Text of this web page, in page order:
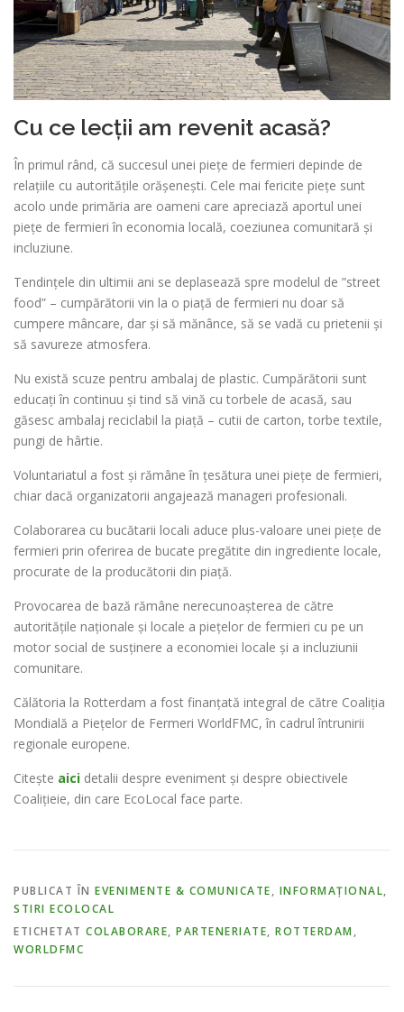
Cu ce lecții am revenit acasă?
În primul rând, că succesul unei piețe de fermieri depinde de
relațiile cu autoritățile orășenești. Cele mai fericite piețe sunt
acolo unde primăria are oameni care apreciază aportul unei
piețe de fermieri în economia locală, coeziunea comunitară și
incluziune.
Tendințele din ultimii ani se deplasează spre modelul de ”street
food” – cumpărătorii vin la o piață de fermieri nu doar să
cumpere mâncare, dar și să mănânce, să se vadă cu prietenii și
să savureze atmosfera.
Nu există scuze pentru ambalaj de plastic. Cumpărătorii sunt
educați în continuu și tind să vină cu torbele de acasă, sau
găsesc ambalaj reciclabil la piață – cutii de carton, torbe textile,
pungi de hârtie.
Voluntariatul a fost și rămâne în țesătura unei piețe de fermieri,
chiar dacă organizatorii angajează manageri profesionali.
Colaborarea cu bucătarii locali aduce plus-valoare unei piețe de
fermieri prin oferirea de bucate pregătite din ingrediente locale,
procurate de la producătorii din piață.
Provocarea de bază rămâne nerecunoașterea de către
autoritățile naționale și locale a piețelor de fermieri cu pe un
motor social de susținere a economiei locale și a incluziunii
comunitare.
Călătoria la Rotterdam a fost finanțată integral de către Coaliția
Mondială a Piețelor de Fermeri WorldFMC, în cadrul întrunirii
regionale europene.
Citește aici detalii despre eveniment și despre obiectivele
Coalițieie, din care EcoLocal face parte.
PUBLICAT ÎN EVENIMENTE & COMUNICATE, INFORMAȚIONAL,
STIRI ECOLOCAL
ETICHETAT COLABORARE, PARTENERIATE, ROTTERDAM,
WORLDFMC